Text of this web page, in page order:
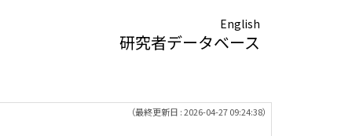
English
研究者データベース
（最終更新日 : 2026-04-27 09:24:38）